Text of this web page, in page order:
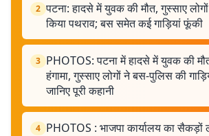
2 पटना: हादसे में युवक की मौत, गुस्साए
किया पथराव; बस समेत कई गाड़ियां फूंकी
3 PHOTOS: पटना में हादसे में युवक की
हंगामा, गुस्साए लोगों ने बस-पुलिस की
जानिए पूरी कहानी
4 PHOTOS : भाजपा कार्यालय का सैकड़ों